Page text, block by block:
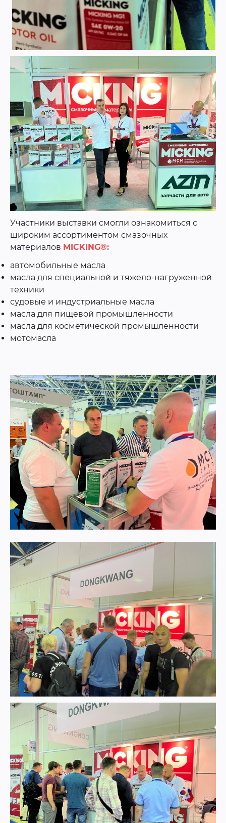
Участники выставки смогли ознакомиться с
широким ассортиментом смазочных
материалов MICKING®:
автомобильные масла
масла для специальной и тяжело-нагруженной
техники
судовые и индустриальные масла
масла для пищевой промышленности
масла для косметической промышленности
мотомасла